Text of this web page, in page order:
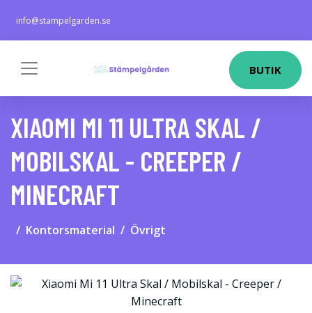
info@stampelgarden.se
BUTIK
XIAOMI MI 11 ULTRA SKAL /
MOBILSKAL - CREEPER /
MINECRAFT
Kontorsmaterial Övrigt